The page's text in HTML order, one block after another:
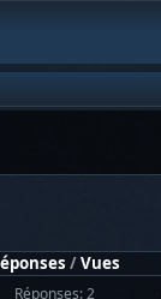
/Vues
Réponses: 2